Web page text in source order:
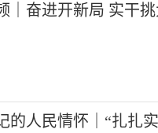
｜奋进开新局 实干
的人民情怀｜“扎扎